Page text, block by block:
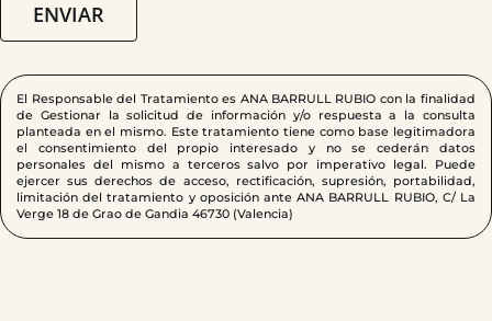
ENVIAR
El Responsable del Tratamiento es ANA BARRULL RUBIO con la finalidad
de Gestionar la solicitud de información y/o respuesta a la consulta
planteada en el mismo. Este tratamiento tiene como base legitimadora
el consentimiento del propio interesado y no se cederán datos
personales del mismo a terceros salvo por imperativo legal. Puede
ejercer sus derechos de acceso, rectificación, supresión, portabilidad,
limitación del tratamiento y oposición ante ANA BARRULL RUBIO, C/ La
Verge 18 de Grao de Gandia 46730 (Valencia)